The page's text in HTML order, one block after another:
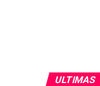
ULTIMAS